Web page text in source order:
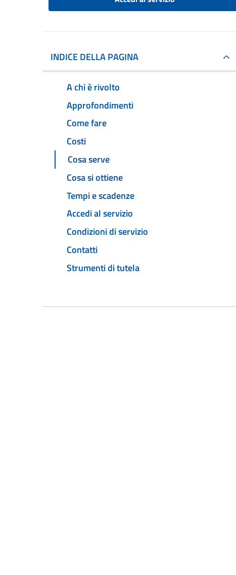
INDICE DELLA PAGINA
A chi è rivolto
Approfondimenti
Come fare
Costi
Cosa serve
Cosa si ottiene
Tempi e scadenze
Accedi al servizio
Condizioni di servizio
Contatti
Strumenti di tutela